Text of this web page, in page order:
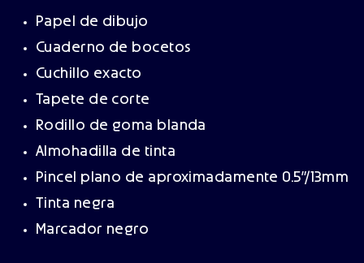
Papel de dibujo
Cuaderno de bocetos
Cuchillo exacto
Tapete de corte
Rodillo de goma blanda
Almohadilla de tinta
Pincel plano de aproximadamente 0.5”/13mm
Tinta negra
Marcador negro